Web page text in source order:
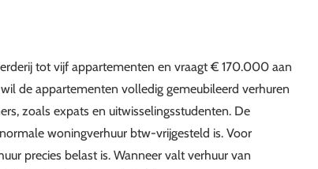
tot vijf appartementen en vraagt € 170.000 aan
de appartementen volledig gemeubileerd verhuren
zoals expats en uitwisselingsstudenten. De
woningverhuur btw-vrijgesteld is. Voor
precies belast is. Wanneer valt verhuur van